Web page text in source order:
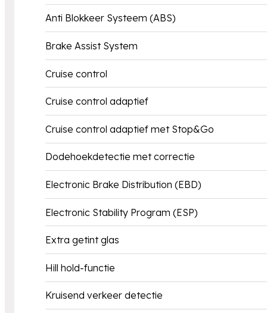
Anti Blokkeer Systeem (ABS)
Brake Assist System
Cruise control
Cruise control adaptief
Cruise control adaptief met Stop&Go
Dodehoekdetectie met correctie
Electronic Brake Distribution (EBD)
Electronic Stability Program (ESP)
Extra getint glas
Hill hold-functie
Kruisend verkeer detectie